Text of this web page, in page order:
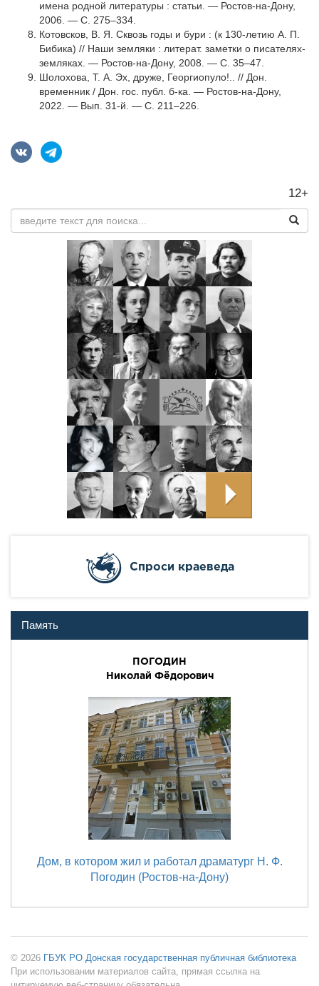
имена родной литературы : статьи. — Ростов-на-Дону,
2006. — С. 275–334.
Котовсков, В. Я. Сквозь годы и бури : (к 130-летию А. П.
Бибика) // Наши земляки : литерат. заметки о писателях-
земляках. — Ростов-на-Дону, 2008. — С. 35–47.
Шолохова, Т. А. Эх, друже, Георгиопуло!.. // Дон.
временник / Дон. гос. публ. б-ка. — Ростов-на-Дону,
2022. — Вып. 31-й. — C. 211–226.
12+
Cпроси краеведа
Память
ПОГОДИН
Николай Фёдорович
Дом, в котором жил и работал драматург Н. Ф.
Погодин (Ростов-на-Дону)
© 2026 ГБУК РО Донская государственная публичная библиотека
При использовании материалов сайта, прямая ссылка на